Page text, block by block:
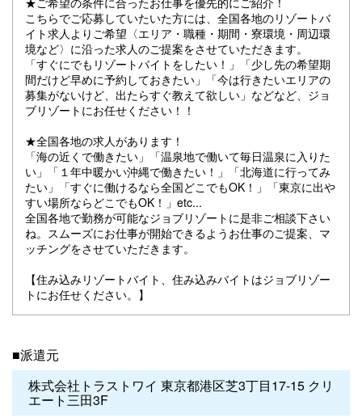
こちらでご応募していたいた方には、全国各地のリゾートバ
イト求人よりご希望〈エリア・職種・期間・寮環境・周辺環
境など〉に沿った求人のご提案をさせていただきます。
「すぐにでもリゾートバイトをしたい！」「少し先の希望期
間だけど早めに予約しておきたい」「今は行きたいエリアの
募集がないけど、出たらすぐ教えて欲しい」などなど、ジョ
ブリゾートにお任せください！！
★全国各地の求人があります！
「海の近くで働きたい」「温泉地で働いて毎日温泉に入りた
い」「１年中暖かい沖縄で働きたい！」「北海道に行ってみ
たい」「すぐに働けるなら全国どこでもOK！」「東京に出や
すい場所ならどこでもOK！」etc...
全国各地で勤務が可能なジョブリゾートに是非ご相談下さい
ね。スムーズにお仕事が開始できるようお仕事のご提案、マ
ッチングをさせていただきます。
【住み込みリゾートバイト、住み込みバイトはジョブリゾー
トにお任せください。】
■派遣元
株式会社トラストワイ 東京都港区芝3丁目17-15 クリ
エート三田3F